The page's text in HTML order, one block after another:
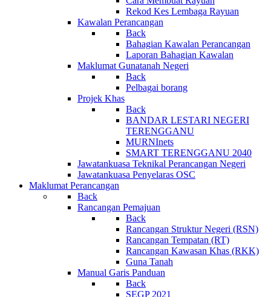
Rekod Kes Lembaga Rayuan
Kawalan Perancangan
Back
Bahagian Kawalan Perancangan
Laporan Bahagian Kawalan
Maklumat Gunatanah Negeri
Back
Pelbagai borang
Projek Khas
Back
BANDAR LESTARI NEGERI
TERENGGANU
MURNInets
SMART TERENGGANU 2040
Jawatankuasa Teknikal Perancangan Negeri
Jawatankuasa Penyelaras OSC
Maklumat Perancangan
Back
Rancangan Pemajuan
Back
Rancangan Struktur Negeri (RSN)
Rancangan Tempatan (RT)
Rancangan Kawasan Khas (RKK)
Guna Tanah
Manual Garis Panduan
Back
SEGP 2021